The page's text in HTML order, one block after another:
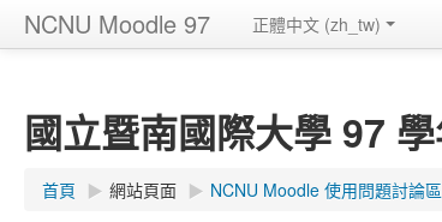
NCNU Moodle 97 正體中文 ‎(zh_tw)‎
國立暨南國際大學 97
首頁 ▶︎ 網站頁面 ▶︎ NCNU Moodle 使用問題討論區